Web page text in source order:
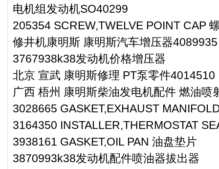
电机组发动机SO40299
205354 SCREW,TWELVE POINT CAP
修井机康明斯 康明斯汽车增压器4089935
3767938k38发动机价格增压器
北京 宣武 康明斯修理 PT泵零件4014510
广西 梧州 康明斯柴油发电机配件 燃油喷
3028665 GASKET,EXHAUST
3164350 INSTALLER,THERMOSTAT
3938161 GASKET,OIL PAN 油盘垫片
3870993k38发动机配件喷油器拔出器